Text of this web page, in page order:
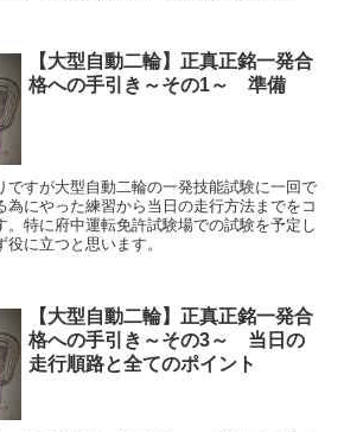
【大型自動二輪】正真正銘一発合
格への手引き～その1～ 準備
ですが大型自動二輪の一発技能試験に一回で
為にやった練習から当日の走行方法までをコ
。特に府中運転免許試験場での試験を予定し
に立つと思います。
【大型自動二輪】正真正銘一発合
格への手引き～その3～ 当日の
走行順路と全てのポイント